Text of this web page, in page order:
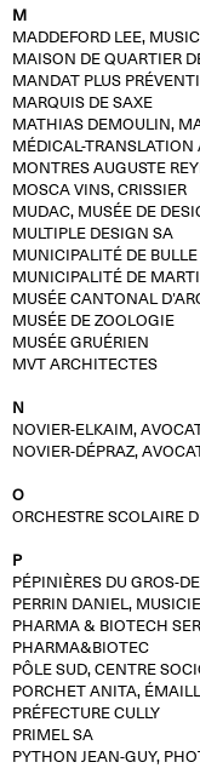
M
MADDEFORD LEE,
MAISON DE QUARTIER
MANDAT PLUS
MARQUIS DE SAXE
MATHIAS DEMOULIN,
MÉDICAL-TRANSLATION
MONTRES AUGUSTE
MOSCA VINS, CRISSIER
MUDAC, MUSÉE DE
MULTIPLE DESIGN SA
MUNICIPALITÉ DE BULLE
MUNICIPALITÉ DE
MUSÉE CANTONAL
MUSÉE DE ZOOLOGIE
MUSÉE GRUÉRIEN
MVT ARCHITECTES
N
NOVIER-ELKAIM,
NOVIER-DÉPRAZ,
O
ORCHESTRE SCOLAIRE
P
PÉPINIÈRES DU GROS-
PERRIN DANIEL,
PHARMA & BIOTECH
PHARMA&BIOTEC
PÔLE SUD, CENTRE
PORCHET ANITA,
PRÉFECTURE CULLY
PRIMEL SA
PYTHON JEAN-GUY,